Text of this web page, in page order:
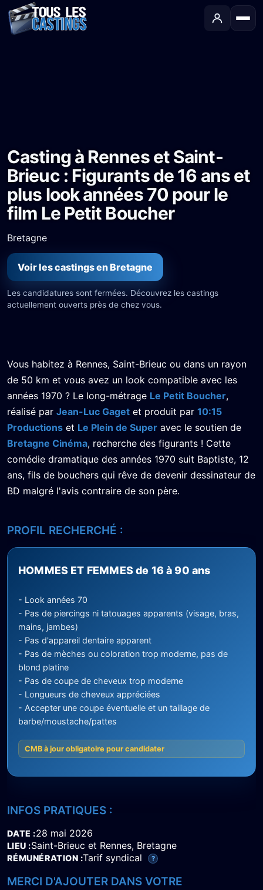
Casting à Rennes et Saint-
Brieuc : Figurants de 16 ans et
plus look années 70 pour le
film Le Petit Boucher
Bretagne
Voir les castings en Bretagne
Les candidatures sont fermées. Découvrez les castings
actuellement ouverts près de chez vous.
Vous habitez à Rennes, Saint-Brieuc ou dans un rayon
de 50 km et vous avez un look compatible avec les
années 1970 ? Le long-métrage Le Petit Boucher,
réalisé par Jean-Luc Gaget et produit par 10:15
Productions et Le Plein de Super avec le soutien de
Bretagne Cinéma, recherche des figurants ! Cette
comédie dramatique des années 1970 suit Baptiste, 12
ans, fils de bouchers qui rêve de devenir dessinateur de
BD malgré l'avis contraire de son père.
PROFIL RECHERCHÉ :
HOMMES ET FEMMES de 16 à 90 ans
- Look années 70
- Pas de piercings ni tatouages apparents (visage, bras,
mains, jambes)
- Pas d'appareil dentaire apparent
- Pas de mèches ou coloration trop moderne, pas de
blond platine
- Pas de coupe de cheveux trop moderne
- Longueurs de cheveux appréciées
- Accepter une coupe éventuelle et un taillage de
barbe/moustache/pattes
CMB à jour obligatoire pour candidater
INFOS PRATIQUES :
DATE 28 mai 2026
LIEU Saint-Brieuc et Rennes, Bretagne
RÉMUNÉRATION Tarif syndical ?
MERCI D'AJOUTER DANS VOTRE